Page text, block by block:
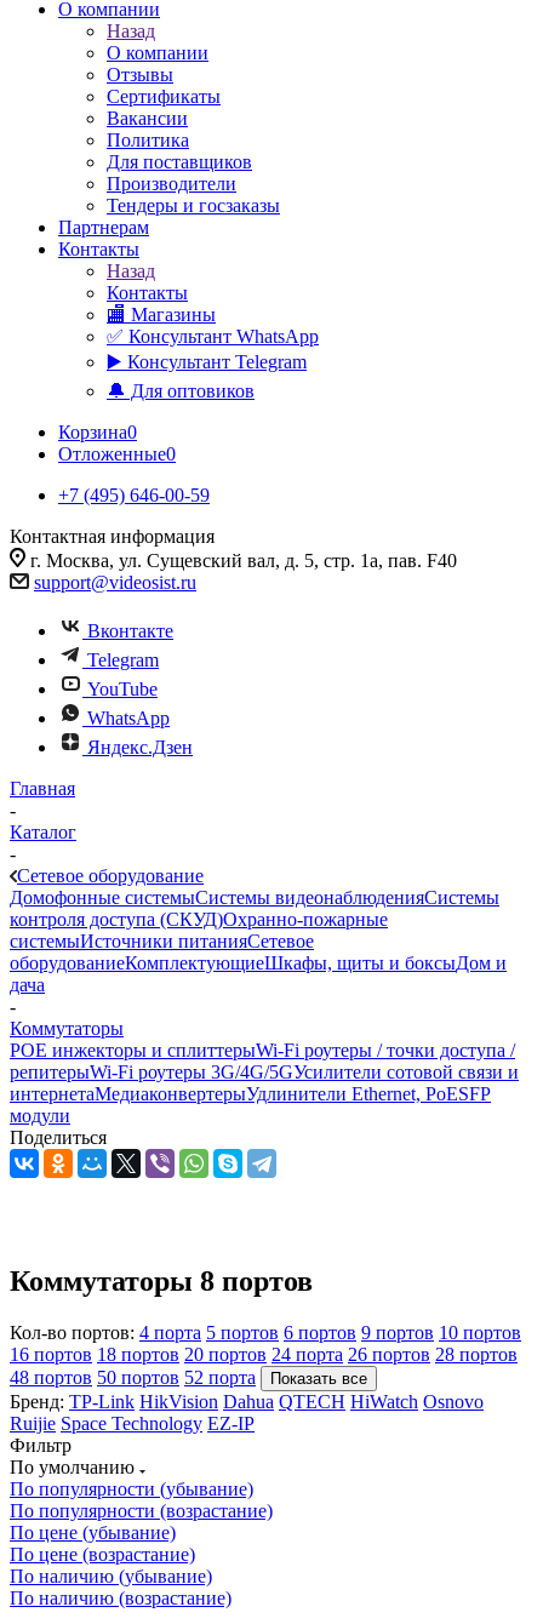
О компании
Назад
О компании
Отзывы
Сертификаты
Вакансии
Политика
Для поставщиков
Производители
Тендеры и госзаказы
Партнерам
Контакты
Назад
Контакты
🏬 Магазины
✅️ Консультант WhatsApp
▶️ Консультант Telegram
🔔 Для оптовиков
Корзина0
Отложенные0
+7 (495) 646-00-59
Контактная информация
г. Москва, ул. Сущевский вал, д. 5, стр. 1а, пав. F40
support@videosist.ru
Вконтакте
Telegram
YouTube
WhatsApp
Яндекс.Дзен
Главная
-
Каталог
-
Сетевое оборудование
Домофонные системыСистемы видеонаблюденияСистемы
контроля доступа (СКУД)Охранно-пожарные
системыИсточники питанияСетевое
оборудованиеКомплектующиеШкафы, щиты и боксыДом и
дача
-
Коммутаторы
POE инжекторы и сплиттерыWi-Fi роутеры / точки доступа /
репитерыWi-Fi роутеры 3G/4G/5GУсилители сотовой связи и
интернетаМедиаконвертерыУдлинители Ethernet, PoESFP
модули
Поделиться
Коммутаторы 8 портов
Кол-во портов: 4 порта 5 портов 6 портов 9 портов 10 портов
16 портов 18 портов 20 портов 24 порта 26 портов 28 портов
48 портов 50 портов 52 порта Показать все
Бренд: TP-Link HikVision Dahua QTECH HiWatch Osnovo
Ruijie Space Technology EZ-IP
Фильтр
По умолчанию
По популярности (убывание)
По популярности (возрастание)
По цене (убывание)
По цене (возрастание)
По наличию (убывание)
По наличию (возрастание)